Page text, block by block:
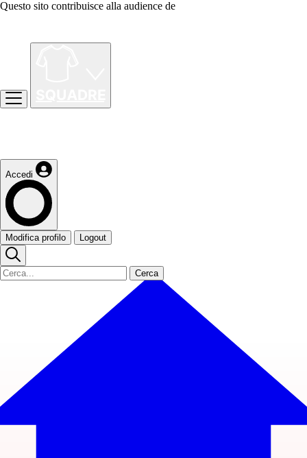
Questo sito contribuisce alla audience de
Accedi
Modifica profilo Logout
Cerca